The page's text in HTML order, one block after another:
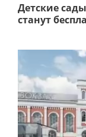
Детские
станут